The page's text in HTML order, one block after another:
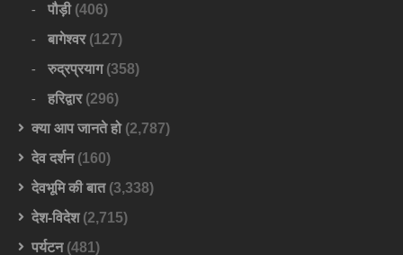
पौड़ी(406)
बागेश्वर(127)
रुद्रप्रयाग(358)
हरिद्वार(296)
क्या आप जानते हो(2,787)
देव दर्शन(160)
देवभूमि की बात(3,338)
देश-विदेश(2,715)
पर्यटन(481)